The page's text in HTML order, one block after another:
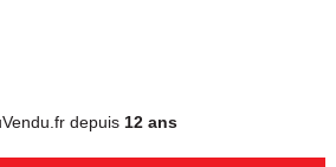
depuis 12 ans